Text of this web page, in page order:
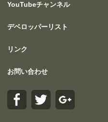
YouTubeチャンネル
デベロッパーリスト
リンク
お問い合わせ